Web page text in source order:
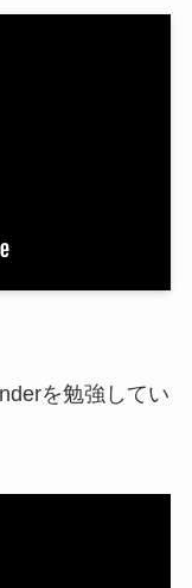
を勉強してい